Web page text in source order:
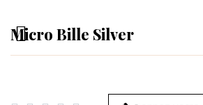
Micro Bille Silver